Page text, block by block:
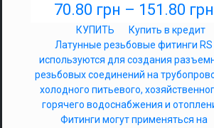
70.80 грн – 151.80 грн
КУПИТЬ
Купить в кредит
Латунные резьбовые фитинги RS
используются для создания
резьбовых соединений на
холодного питьевого,
горячего водоснабжения и
Фитинги могут применяться на